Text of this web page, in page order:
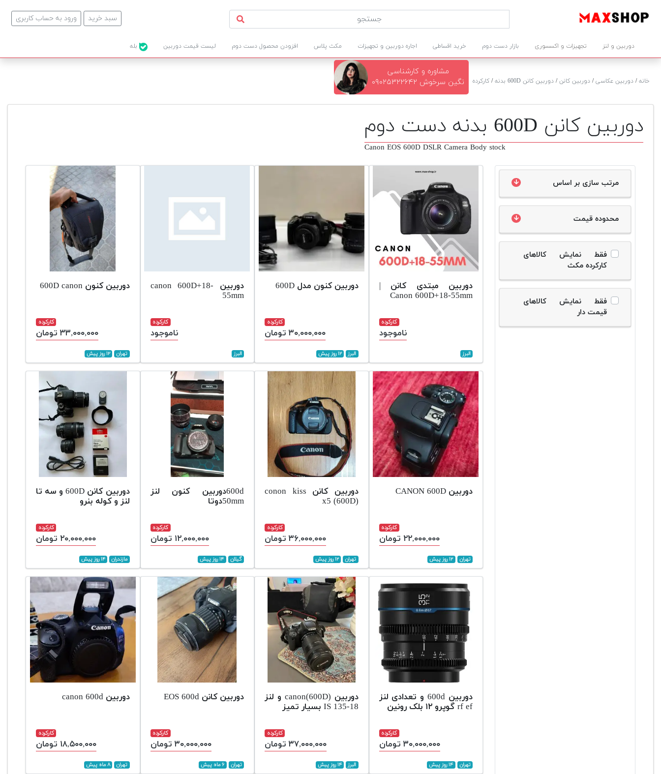
ورود به حساب کاربری سبد خرید
دوربین و لنز تجهیزات و اکسسوری بازار دست دوم خرید اقساطی اجاره دوربین و تجهیزات مکث پلاس افزودن محصول دست دوم لیست قیمت دوربین
خانه/ دوربین عکاسی/ دوربین کانن/ دوربین کانن 600D بدنه / کارکرده
مشاوره و کارشناسی
نگین سرخوش ۰۹۰۲۵۳۲۲۶۴۲
دوربین کانن 600D بدنه دست دوم
Canon EOS 600D DSLR Camera Body stock
مرتب سازی بر اساس
محدوده قیمت
فقط نمایش کالاهای
کارکرده مکث
فقط نمایش کالاهای
قیمت دار
دوربین مبتدی کانن |
Canon 600D+18-55mm
کارکرده
ناموجود
البرز
دوربین کنون مدل 600D
کارکرده
۳۰,۰۰۰,۰۰۰ تومان
البرز ۱۲ روز پیش
دوربین canon 600D+18-
55mm
کارکرده
ناموجود
البرز
دوربین کنون 600D canon
کارکرده
۳۳,۰۰۰,۰۰۰ تومان
تهران ۱۲ روز پیش
دوربین CANON 600D
کارکرده
۲۲,۰۰۰,۰۰۰ تومان
تهران ۱۲ روز پیش
دوربین کانن conon kiss
x5 (600D)
کارکرده
۳۶,۰۰۰,۰۰۰ تومان
تهران ۱۲ روز پیش
600dدوربین کنون لنز
50mmدوتا
کارکرده
۱۲,۰۰۰,۰۰۰ تومان
گیلان ۱۴ روز پیش
دوربین کانن 600D و سه تا
لنز و کوله بنرو
کارکرده
۲۰,۰۰۰,۰۰۰ تومان
مازندران ۱۴ روز پیش
دوربین 600d و تعدادی لنز
rf ef گوپرو ۱۲ بلک رونین
کارکرده
۳۰,۰۰۰,۰۰۰ تومان
تهران ۱۴ روز پیش
دوربین canon(600D) و لنز
18-135 IS بسیار تمیز
کارکرده
۳۷,۰۰۰,۰۰۰ تومان
البرز ۱۴ روز پیش
دوربین کانن EOS 600d
کارکرده
۳۰,۰۰۰,۰۰۰ تومان
تهران ۶ ماه پیش
دوربین canon 600d
کارکرده
۱۸,۵۰۰,۰۰۰ تومان
تهران ۸ ماه پیش